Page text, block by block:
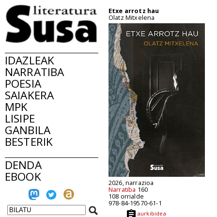
IDAZLEAK
NARRATIBA
POESIA
SAIAKERA
MPK
LISIPE
GANBILA
BESTERIK
DENDA
EBOOK
Etxe arrotz hau
Olatz Mitxelena
2026, narrazioa
Narratiba 160
108 orrialde
978-84-19570-61-1
aurkibidea